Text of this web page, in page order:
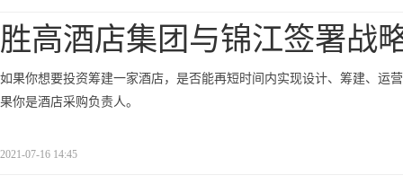
胜高酒店集团与锦江签署战
如果你想要投资筹建一家酒店，是否能再短时间内实现设计、筹建、运
果你是酒店采购负责人。
2021-07-16 14:45